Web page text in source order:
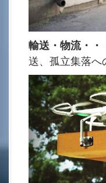
輸送・物流・・
送、孤立集落へ